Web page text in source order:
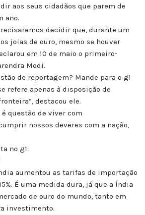
aos seus cidadãos que parem de
ano.
decidir que, durante um
joias de ouro, mesmo se houver
em 10 de maio o primeiro-
Modi.
de reportagem? Mande para o g1
refere apenas à disposição de
destacou ele.
questão de viver com
nossos deveres com a nação,
no g1:
aumentou as tarifas de importação
É uma medida dura, já que a Índia
de ouro do mundo, tanto em
investimento.